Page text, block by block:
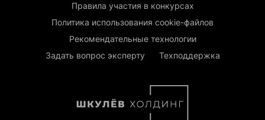
Правила участия в конкурсах
Политика использования cookie-файлов
Рекомендательные технологии
Задать вопрос эксперту
Техподдержка